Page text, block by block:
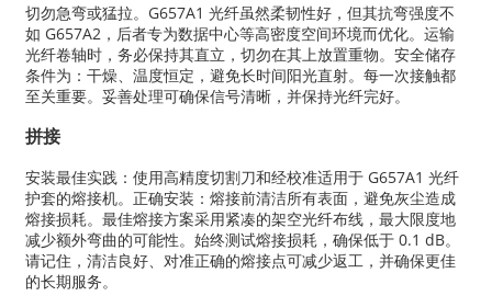
切勿急弯或猛拉。G657A1 光纤虽然柔韧性好，但其抗弯强度不
如 G657A2，后者专为数据中心等高密度空间环境而优化。运输
光纤卷轴时，务必保持其直立，切勿在其上放置重物。安全储存
条件为：干燥、温度恒定，避免长时间阳光直射。每一次接触都
至关重要。妥善处理可确保信号清晰，并保持光纤完好。
拼接
安装最佳实践：使用高精度切割刀和经校准适用于 G657A1 光纤
护套的熔接机。正确安装：熔接前清洁所有表面，避免灰尘造成
熔接损耗。最佳熔接方案采用紧凑的架空光纤布线，最大限度地
减少额外弯曲的可能性。始终测试熔接损耗，确保低于 0.1 dB。
请记住，清洁良好、对准正确的熔接点可减少返工，并确保更佳
的长期服务。